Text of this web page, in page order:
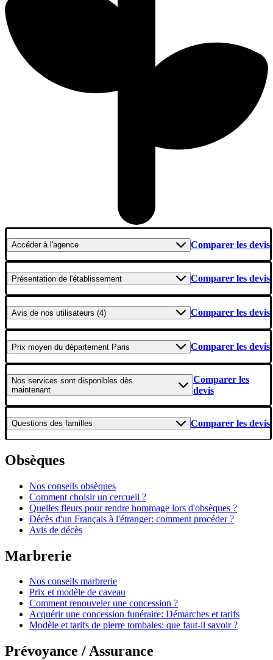
Accéderà l'agence Comparer les devis
Présentation de l'établissement Comparer les devis
Avis de nos utilisateurs (4) Comparer les devis
Prix moyen du département Paris Comparer les devis
Nos services sont disponibles dès
maintenant
Comparer les
devis
Questions des familles Comparer les devis
Obsèques
Nos conseils obsèques
Comment choisir un cercueil ?
Quelles fleurs pour rendre hommage lors d'obsèques ?
Décès d'un Français à l'étranger: comment procéder ?
Avis de décès
Marbrerie
Nos conseils marbrerie
Prix et modèle de caveau
Comment renouveler une concession ?
Acquérir une concession funéraire: Démarches et tarifs
Modèle et tarifs de pierre tombales: que faut-il savoir ?
Prévoyance / Assurance